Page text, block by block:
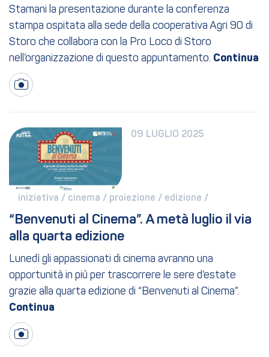
Stamani la presentazione durante la conferenza
stampa ospitata alla sede della cooperativa Agri 90 di
Storo che collabora con la Pro Loco di Storo
nell’organizzazione di questo appuntamento.
09 LUGLIO 2025
iniziativa / cinema / proiezione / edizione /
“Benvenuti al Cinema”. A metà luglio il via
alla quarta edizione
Lunedì gli appassionati di cinema avranno una
opportunità in più per trascorrere le sere d’estate
grazie alla quarta edizione di “Benvenuti al Cinema”.